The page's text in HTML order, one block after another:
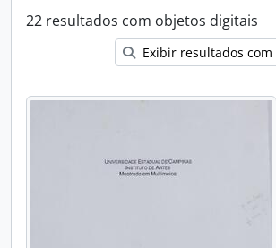
22 resultados com objetos digitais
Exibir resultados